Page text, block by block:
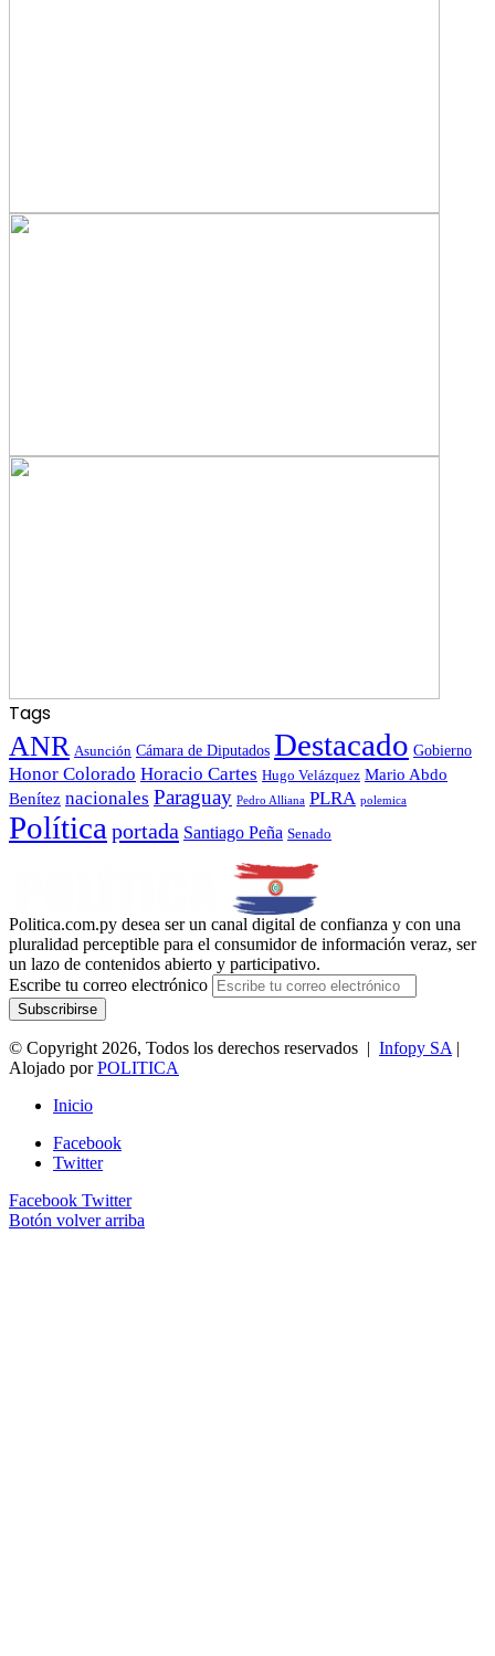
Tags
ANR Asunción Cámara de Diputados Destacado Gobierno
Honor Colorado Horacio Cartes Hugo Velázquez Mario Abdo
Benítez nacionales Paraguay Pedro Alliana PLRA polemica
Política portada Santiago Peña Senado
Politica.com.py desea ser un canal digital de confianza y con una
pluralidad perceptible para el consumidor de información veraz, ser
un lazo de contenidos abierto y participativo.
Escribe tu correo electrónico
© Copyright 2026, Todos los derechos reservados | Infopy SA |
Alojado porPOLITICA
Inicio
Facebook
Twitter
Facebook Twitter
Botón volver arriba